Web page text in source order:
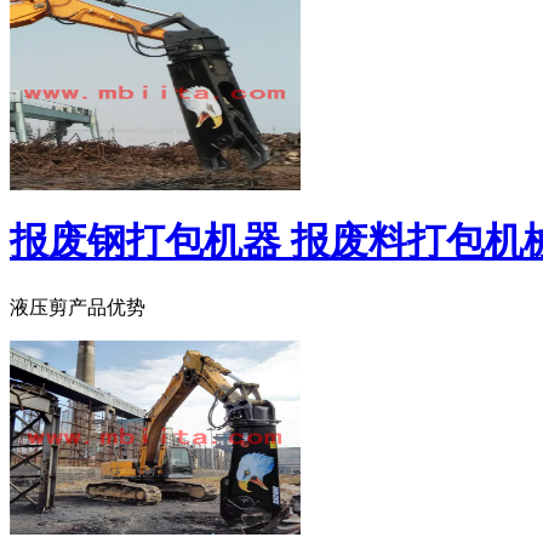
报废钢打包机器 报废料打包机
液压剪产品优势